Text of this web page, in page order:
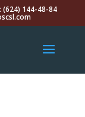
(624) 144-48-84